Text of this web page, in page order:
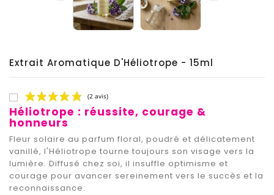
Extrait Aromatique D'Héliotrope - 15ml
Héliotrope : réussite, courage &
honneurs
Fleur solaire au parfum floral, poudré et délicatement
vanillé, l'Héliotrope tourne toujours son visage vers la
lumière. Diffusé chez soi, il insuffle optimisme et
courage pour avancer sereinement vers le succès et la
reconnaissance.